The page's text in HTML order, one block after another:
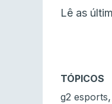
Lê as
TÓPICOS
g2 esports,